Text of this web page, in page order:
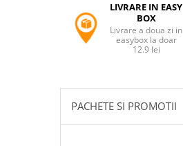
ARTICOLE SUPORTERI
SPORTURI DE ECHIPA
LIVRARE IN EASY
BOX
Livrare a doua zi in
easybox la doar
12.9 lei
PACHETE SI PROMOTII